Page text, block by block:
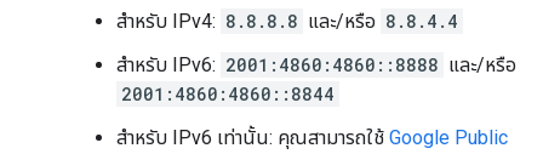
สำหรับ IPv4: 8.8.8.8 และ/หรือ 8.8.4.4
สำหรับ IPv6: 2001:4860:4860::8888 และ/หรือ
2001:4860:4860::8844
สำหรับ IPv6 เท่านั้น: คุณสามารถใช้ Google Public